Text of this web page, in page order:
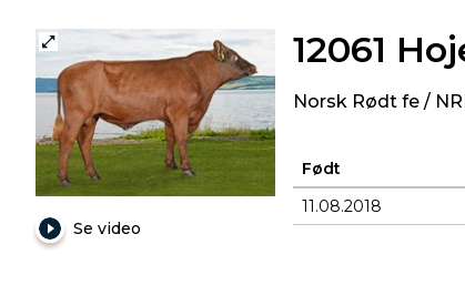
Se video
12061
Norsk Rødt fe /
Født
11.08.2018